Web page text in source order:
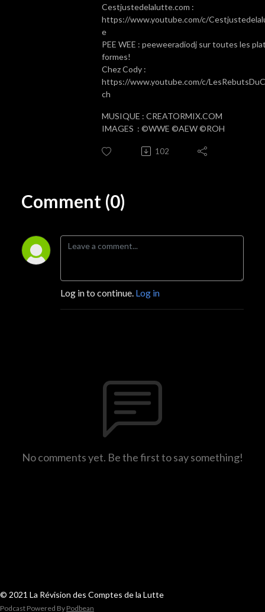
Cestjustedelalutte.com :
https://www.youtube.com/c/
e
PEE WEE : peeweeradiodj sur toutes les
formes!
Chez Cody :
https://www.youtube.com/c/
ch
MUSIQUE : CREATORMIX.COM
IMAGES : ©WWE ©AEW ©ROH
102
Comment (0)
Log in to continue. Log in
No comments yet. Be the first to say something!
© 2021 La Révision des Comptes de la Lutte
Podcast Powered By Podbean